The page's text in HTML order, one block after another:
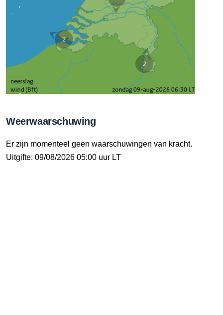
Weerwaarschuwing
Er zijn momenteel geen waarschuwingen van kracht.
Uitgifte: 09/08/2026 05:00 uur LT